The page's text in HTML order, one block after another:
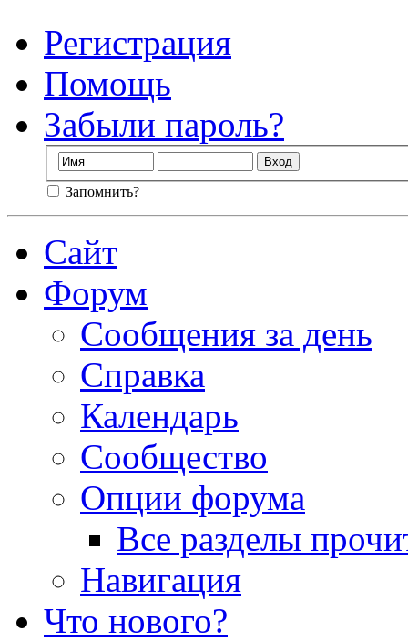
Регистрация
Помощь
Забыли пароль?
Запомнить?
Сайт
Форум
Сообщения за день
Справка
Календарь
Сообщество
Опции форума
Все разделы
Навигация
Что нового?